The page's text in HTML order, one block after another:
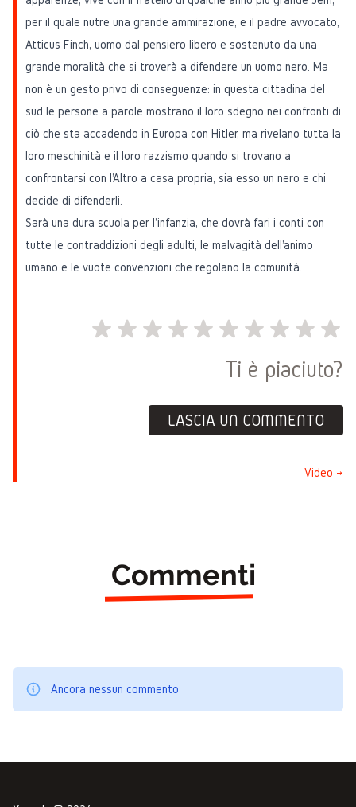
Ti è piaciuto?
LASCIA UN COMMENTO
Video →
per il quale nutre una grande ammirazione, e il padre avvocato,
Atticus Finch, uomo dal pensiero libero e sostenuto da una
grande moralità che si troverà a difendere un uomo nero. Ma
non è un gesto privo di conseguenze: in questa cittadina del
sud le persone a parole mostrano il loro sdegno nei confronti di
ciò che sta accadendo in Europa con Hitler, ma rivelano tutta la
loro meschinità e il loro razzismo quando si trovano a
confrontarsi con l'Altro a casa propria, sia esso un nero e chi
decide di difenderli.
Sarà una dura scuola per l'infanzia, che dovrà fari i conti con
tutte le contraddizioni degli adulti, le malvagità dell'animo
umano e le vuote convenzioni che regolano la comunità.
Commenti
Ancora nessun commento